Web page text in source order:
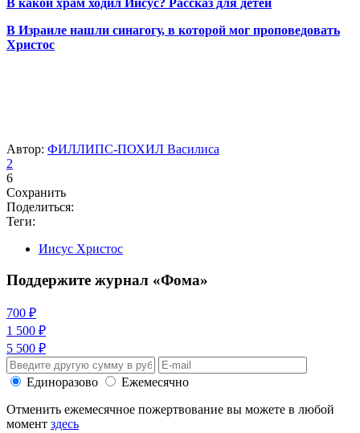
В Израиле нашли синагогу, в которой мог проповедовать
Христос
Автор: ФИЛЛИПС-ПОХИЛ Василиса
2
6
Сохранить
Поделиться:
Теги:
Иисус Христос
Поддержите журнал «Фома»
700 ₽
1 500 ₽
5 500 ₽
Единоразово
Ежемесячно
Отменить ежемесячное пожертвование вы можете в любой
момент здесь